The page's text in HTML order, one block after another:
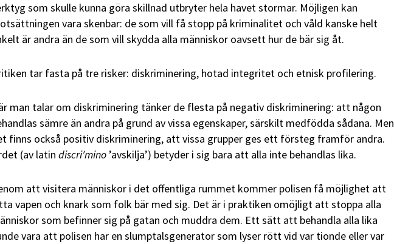
som skulle kunna göra skillnad utbryter hela havet stormar. Möjligen kan
vara skenbar: de som vill få stopp på kriminalitet och våld kanske helt
är andra än de som vill skydda alla människor oavsett hur de bär sig åt.
tar fasta på tre risker: diskriminering, hotad integritet och etnisk profilering.
man talar om diskriminering tänker de flesta på negativ diskriminering: att någon
sämre än andra på grund av vissa egenskaper, särskilt medfödda sådana. Men
finns också positiv diskriminering, att vissa grupper ges ett försteg framför andra.
(av latin discriʹmino’avskilja’) betyder i sig bara att alla inte behandlas lika.
att visitera människor i det offentliga rummet kommer polisen få möjlighet att
vapen och knark som folk bär med sig. Det är i praktiken omöjligt att stoppa alla
som befinner sig på gatan och muddra dem. Ett sätt att behandla alla lika
vara att polisen har en slumptalsgenerator som lyser rött vid var tionde eller var